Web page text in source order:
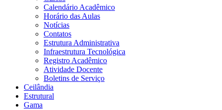
Calendário Acadêmico
Horário das Aulas
Notícias
Contatos
Estrutura Administrativa
Infraestrutura Tecnológica
Registro Acadêmico
Atividade Docente
Boletins de Serviço
Ceilândia
Estrutural
Gama